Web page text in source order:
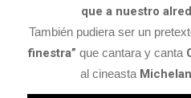
que a nuestro
También pudiera ser un
finestra” que cantara y canta
al cineasta